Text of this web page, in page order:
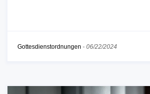
Gottesdienstordnungen - 06/22/2024